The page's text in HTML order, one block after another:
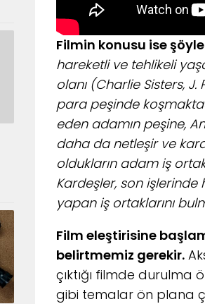
Filmin konusu ise
hareketli ve tehlikeli
olanı (Charlie Sisters,
para peşinde
eden adamın peşine,
daha da netleşir ve
oldukların adam iş
Kardeşler, son
yapan iş ortaklarını
Film eleştirisine
belirtmemiz gerekir.
çıktığı filmde durulma
gibi temalar ön plana